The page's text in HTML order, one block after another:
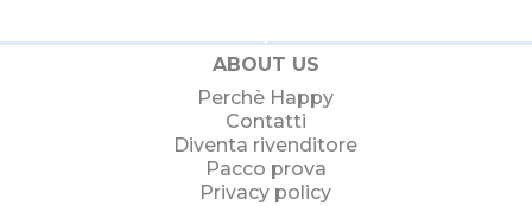
ABOUT US
Perchè Happy
Contatti
Diventa rivenditore
Pacco prova
Privacy policy